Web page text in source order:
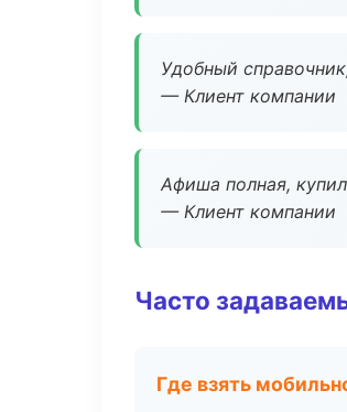
Удобный
— Клиент компании
Афиша полная,
— Клиент компании
Часто
Где взять